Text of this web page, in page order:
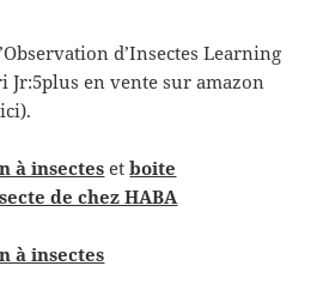
d’Insectes Learning
Jr:5plus en vente sur amazon
à insectesetboite
de chez HABA
à insectes